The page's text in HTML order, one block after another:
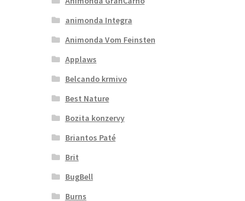
animonda Integra
Animonda Vom Feinsten
Applaws
Belcando krmivo
Best Nature
Bozita konzervy
Briantos Paté
Brit
BugBell
Burns